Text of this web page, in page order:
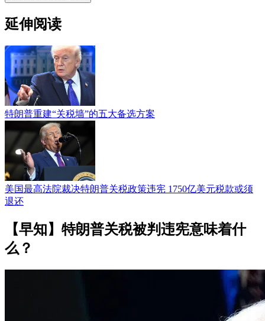
延伸阅读
特朗普重建“关税墙”的五大备选方案
美国最高法院裁决特朗普关税政策违宪 1750亿美元税款或须
退还
【早知】特朗普关税被判违宪意味着什
么？